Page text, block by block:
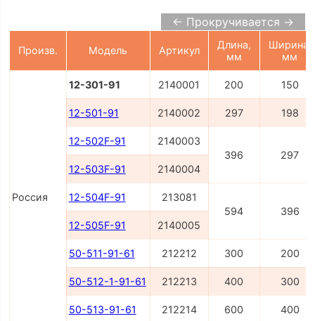
← Прокручивается →
Произв. Модель Артикул
Длина,
мм
Ширина,
мм
Россия
12-301-91 2140001 200 150
12-501-91 2140002 297 198
12-502F-91
2140003
396
297
12-503F-91
2140004
12-504F-91
213081
594
396
12-505F-91
2140005
50-511-91-61 212212 300 200
50-512-1-91-61 212213 400 300
50-513-91-61 212214 600 400